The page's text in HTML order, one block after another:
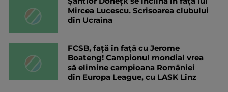
Mircea Lucescu. Scrisoarea clubului
din Ucraina
FCSB, față în față cu Jerome
Boateng! Campionul mondial vrea
să elimine campioana României
din Europa League, cu LASK Linz